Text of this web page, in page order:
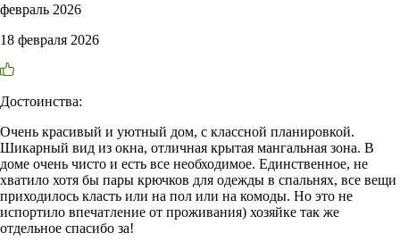
февраль 2026
18 февраля 2026
Достоинства:
Очень красивый и уютный дом, с классной планировкой.
Шикарный вид из окна, отличная крытая мангальная зона. В
доме очень чисто и есть все необходимое. Единственное, не
хватило хотя бы пары крючков для одежды в спальнях, все вещи
приходилось класть или на пол или на комоды. Но это не
испортило впечатление от проживания) хозяйке так же
отдельное спасибо за!